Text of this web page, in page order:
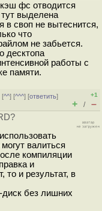
фс отводится
выделена
в своп не вытеснится,
что
не забьется.
десктопа
работы с
памяти.
[^^] [^^^] [ответить]
+1
+ / –
валиться
компиляции
и
то и результат, в
без лишних